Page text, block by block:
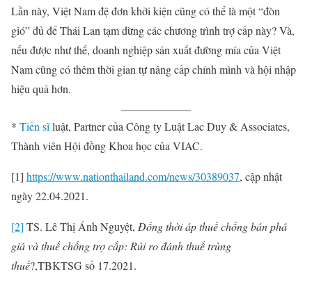
Lần này, Việt Nam đệ đơn khởi kiện cũng có thể là một “đòn
gió” đủ để Thái Lan tạm dừng các chương trình trợ cấp này? Và,
nếu được như thế, doanh nghiệp sản xuất đường mía của Việt
Nam cũng có thêm thời gian tự nâng cấp chính mình và hội nhập
hiệu quả hơn.
* Tiến sĩluật, Partner của Công ty Luật Lac Duy & Associates,
Thành viên Hội đồng Khoa học của VIAC.
[1] https://www.nationthailand.com/news/30389037, cập nhật
ngày 22.04.2021.
[2] TS. Lê Thị Ánh Nguyệt, Đồng thời áp thuế chống bán phá
giá và thuế chống trợ cấp: Rủi ro đánh thuế trùng
thuế?,TBKTSG số 17.2021.